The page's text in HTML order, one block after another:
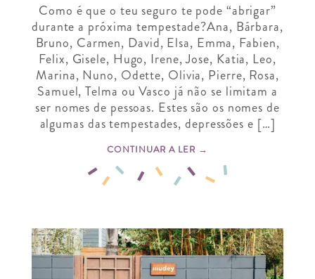
Como é que o teu seguro te pode “abrigar”
durante a próxima tempestade?Ana, Bárbara,
Bruno, Carmen, David, Elsa, Emma, Fabien,
Felix, Gisele, Hugo, Irene, Jose, Katia, Leo,
Marina, Nuno, Odette, Olivia, Pierre, Rosa,
Samuel, Telma ou Vasco já não se limitam a
ser nomes de pessoas. Estes são os nomes de
algumas das tempestades, depressões e […]
CONTINUAR A LER →